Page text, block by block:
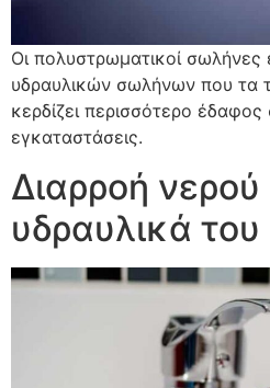
Οι πολυστρωματικοί σωλήνες
υδραυλικών σωλήνων που τα
κερδίζει περισσότερο έδαφος
εγκαταστάσεις.
Διαρροή νερού
υδραυλικά του